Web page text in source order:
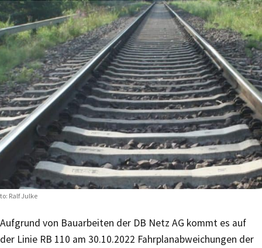
Ralf Julke
Aufgrund von Bauarbeiten der DB Netz AG kommt es auf
der Linie RB 110 am 30.10.2022 Fahrplanabweichungen der